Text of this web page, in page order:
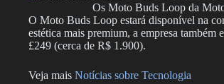
Os Moto Buds Loop da
O Moto Buds Loop estará disponível na
estética mais premium, a empresa
£249 (cerca de R$ 1.900).
Veja mais Notícias sobre Tecnologia